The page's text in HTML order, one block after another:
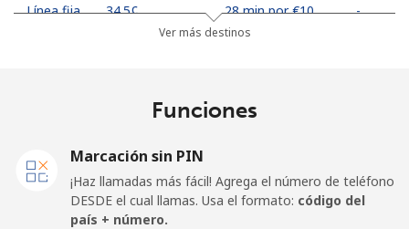
Línea fija ⁦34.5¢⁩ 28 min por ⁦€10⁩ -
Línea fija ⁦34.5¢⁩
⁦33.5¢⁩ 29 min por ⁦€10⁩ ⁦10¢⁩
Ver más destinos
Funciones
Marcación sin PIN
¡Haz llamadas más fácil! Agrega el número de teléfono
DESDE el cual llamas. Usa el formato: código del
país + número.